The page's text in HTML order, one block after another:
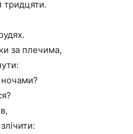
тридцяти.
за плечима,